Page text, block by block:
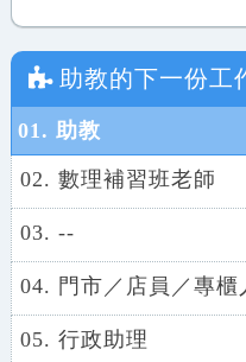
助教的下一份工
01. 助教
02. 數理補習班老師
03. --
04. 門市／店員／專櫃
05. 行政助理